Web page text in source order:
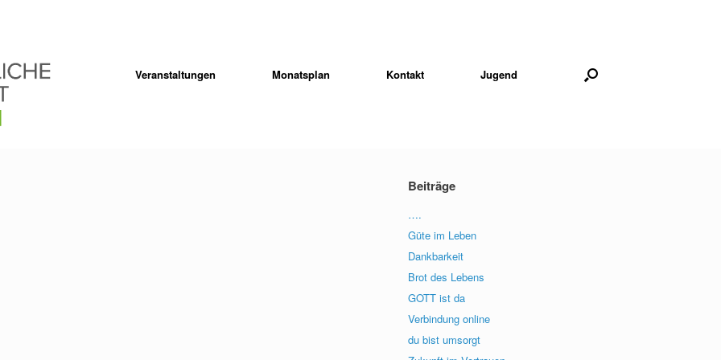
Veranstaltungen Monatsplan Kontakt Jugend
Beiträge
….
Güte im Leben
Dankbarkeit
Brot des Lebens
GOTT ist da
Verbindung online
du bist umsorgt